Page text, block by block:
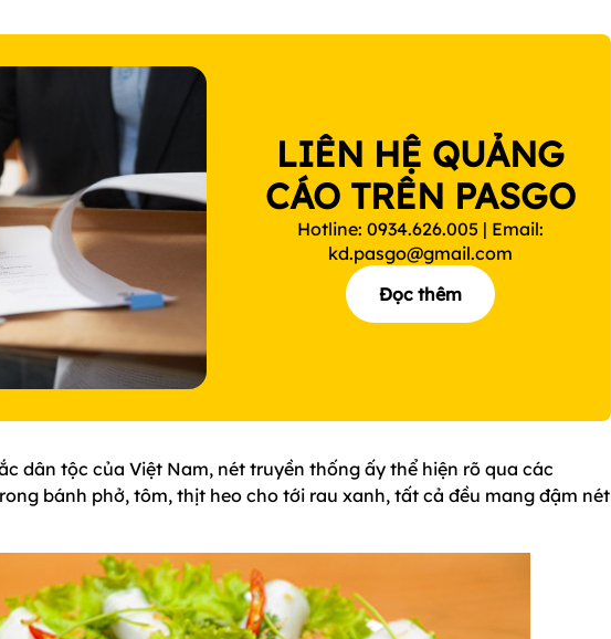
LIÊN HỆ QUẢNG
CÁO TRÊN PASGO
Hotline: 0934.626.005 | Email:
kd.pasgo@gmail.com
Đọc thêm
dân tộc của Việt Nam, nét truyền thống ấy thể hiện rõ qua các
bánh phở, tôm, thịt heo cho tới rau xanh, tất cả đều mang đậm nét